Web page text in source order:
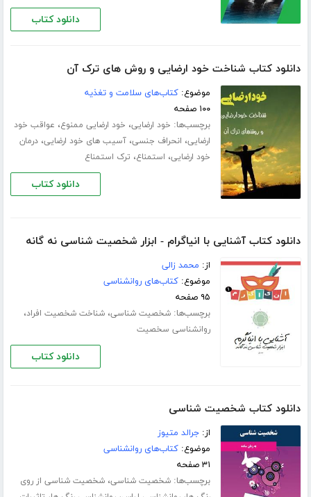
دانلود کتاب
دانلود کتاب شناخت خود ارضایی و روش های ترک آن
موضوع:کتاب‌های سلامت و تغذیه
۱۰۰ صفحه
برچسب‌ها: خود ارضایی، خود ارضایی ممنوع، عواقب خود
ارضایی، انحراف جنسی،آسیب های خود ارضایی،درمان
خود ارضایی، استمناع، ترک استمناع
دانلود کتاب
دانلود کتاب آشنایی با انیاگرام - ابزار شخصیت شناسی نه گانه
از: محمد زالی
موضوع:کتاب‌های روانشناسی
۹۵ صفحه
برچسب‌ها:شخصیت شناسی،شناخت شخصیت افراد،
روانشناسی سخصیت
دانلود کتاب
دانلود کتاب شخصیت شناسی
از:جرالد متیوز
موضوع:کتاب‌های روانشناسی
۳۱ صفحه
برچسب‌ها:شخصیت شناسی،شخصیت شناسی از روی